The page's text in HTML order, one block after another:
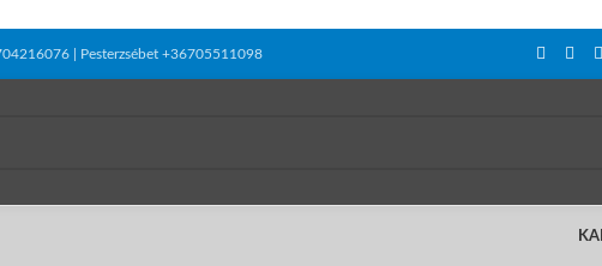
| Pesterzsébet +36705511098